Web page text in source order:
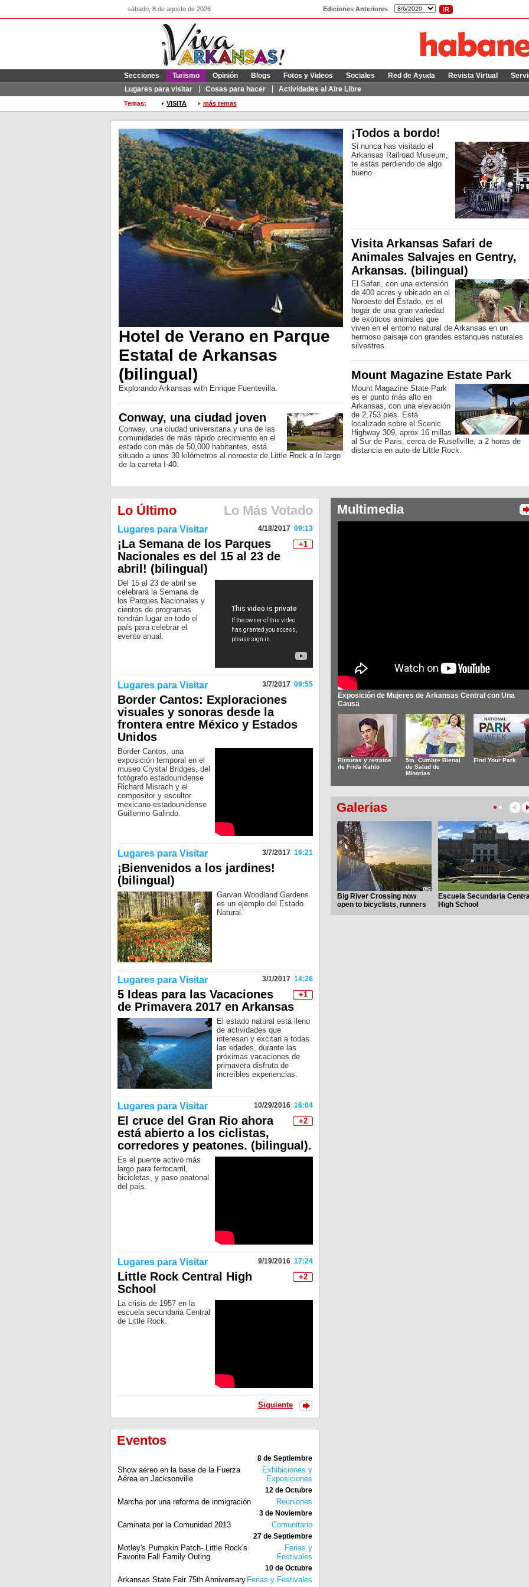
sábado, 8 de agosto de 2026 Ediciones Anteriores
Secciones
Turismo
Lugares para visitar
Cosas para hacer Actividades al Aire Libre
Opinión Blogs Fotos y Videos Sociales Red de Ayuda Revista Virtual
Temas: VISITA más temas
Hotel de Verano en Parque
Estatal de Arkansas
(bilingual)
Explorando Arkansas with Enrique Fuentevilla.
Conway, una ciudad joven
Conway, una ciudad universitaria y una de las
comunidades de más rápido crecimiento en el
estado con más de 50,000 habitantes, está
situado a unos 30 kilómetros al noroeste de Little Rock a lo largo
de la carreta I-40.
¡Todos a bordo!
Si nunca has visitado el
Arkansas Railroad Museum,
te estás perdiendo de algo
bueno.
Visita Arkansas Safari de
Animales Salvajes en Gentry,
Arkansas. (bilingual)
El Safari, con una extensión
de 400 acres y ubicado en el
Noroeste del Estado, es el
hogar de una gran variedad
de exóticos animales que
viven en el entorno natural de Arkansas en un
hermoso paisaje con grandes estanques naturales
silvestres.
Mount Magazine Estate Park
Mount Magazine State Park
es el punto más alto en
Arkansas, con una elevación
de 2,753 pies. Está
localizado sobre el Scenic
Highway 309, aprox 16 millas
al Sur de Paris, cerca de Rusellville, a 2 horas de
distancia en auto de Little Rock.
Lo Último Lo Más Votado
Lugares para Visitar 4/18/2017 09:13
+1
¡La Semana de los Parques
Nacionales es del 15 al 23 de
abril! (bilingual)
Del 15 al 23 de abril se
celebrará la Semana de
los Parques Nacionales y
cientos de programas
tendrán lugar en todo el
país para celebrar el
evento anual.
Lugares para Visitar 3/7/2017 09:55
Border Cantos: Exploraciones
visuales y sonoras desde la
frontera entre México y Estados
Unidos
Border Cantos, una
exposición temporal en el
museo Crystal Bridges, del
fotógrafo estadounidense
Richard Misrach y el
compositor y escultor
mexicano-estadounidense
Guillermo Galindo.
Lugares para Visitar 3/7/2017 16:21
¡Bienvenidos a los jardines!
(bilingual)
Garvan Woodland Gardens
es un ejemplo del Estado
Natural.
Lugares para Visitar 3/1/2017 14:26
+1
5 Ideas para las Vacaciones
de Primavera 2017 en Arkansas
El estado natural está lleno
de actividades que
interesan y excitan a todas
las edades, durante las
próximas vacaciones de
primavera disfruta de
increíbles experiencias.
Lugares para Visitar 10/29/2016 16:04
+2
El cruce del Gran Rio ahora
está abierto a los ciclistas,
corredores y peatones. (bilingual).
Es el puente activo más
largo para ferrocarril,
bicicletas, y paso peatonal
del país.
Lugares para Visitar 9/19/2016 17:24
+2
Little Rock Central High
School
La crisis de 1957 en la
escuela secundaria Central
de Little Rock.
Siguiente
Eventos
8 de Septiembre
Show aéreo en la base de la Fuerza
Aérea en Jacksonville
Exhibiciones y
Exposiciones
12 de Octubre
Marcha por una reforma de inmigración Reuniones
3 de Noviembre
Caminata por la Comunidad 2013 Comunitario
27 de Septiembre
Motley's Pumpkin Patch- Little Rock's
Favorite Fall Family Outing
Ferias y
Festivales
10 de Octubre
Arkansas State Fair 75th Anniversary Ferias y Festivales
Multimedia
Exposición de Mujeres de Arkansas Central con Una
Causa
Pinturas y retratos
de Frida Kahlo
5ta. Cumbre Bienal
de Salud de
Minorías
Find Your Park
Galerias
Big River Crossing now
open to bicyclists, runners
Escuela Secundaria
High School